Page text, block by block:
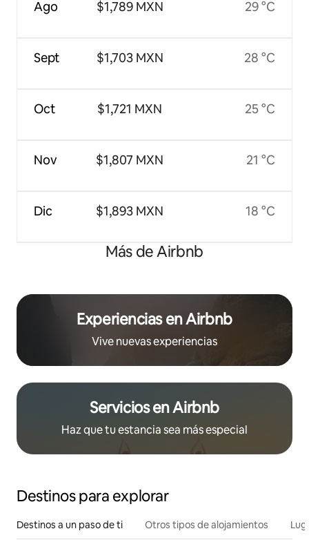
Ago
Sept
Oct
Nov
Dic
$1,789 MXN
$1,703 MXN
$1,721 MXN
$1,807 MXN
$1,893 MXN
29 °C
28 °C
25 °C
21 °C
18 °C
Más de Airbnb
Experiencias en Airbnb
Vive nuevas experiencias
Servicios en Airbnb
Haz que tu estancia sea más especial
Destinos para explorar
Destinos a un paso de ti Otros tipos de alojamientos